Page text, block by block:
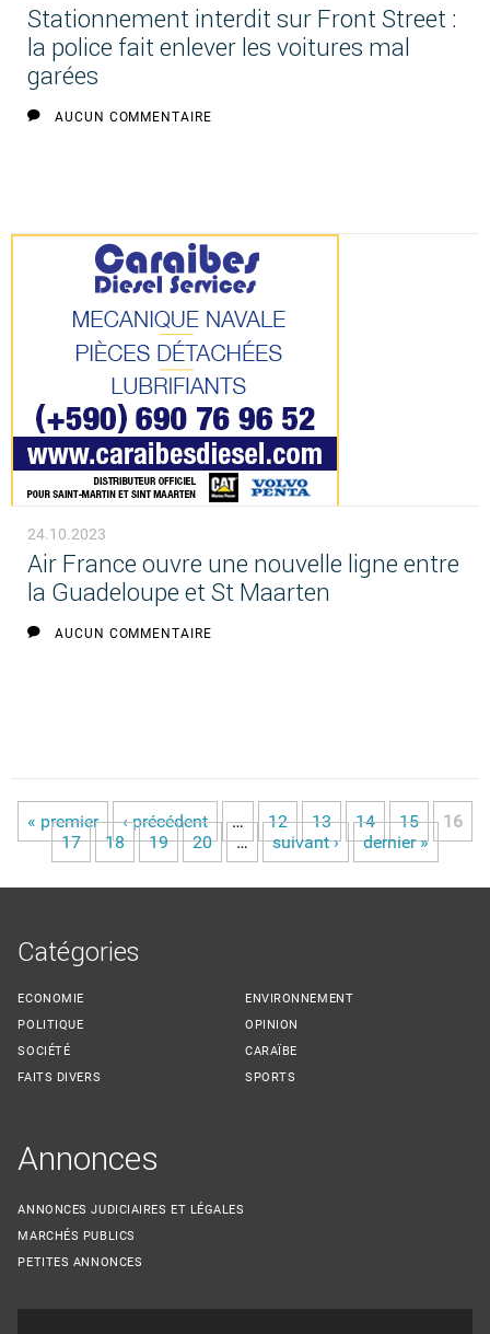
Stationnement interdit sur Front Street :
la police fait enlever les voitures mal
garées
AUCUN COMMENTAIRE
24.10.2023
Air France ouvre une nouvelle ligne entre
la Guadeloupe et St Maarten
AUCUN COMMENTAIRE
Pages
« premier ‹ précédent … 12 13 14 15
16
17
18 19 20 … suivant › dernier »
Catégories
ECONOMIE
POLITIQUE
SOCIÉTÉ
FAITS DIVERS
ENVIRONNEMENT
OPINION
CARAÏBE
SPORTS
Annonces
ANNONCES JUDICIAIRES ET LÉGALES
MARCHÉS PUBLICS
PETITES ANNONCES